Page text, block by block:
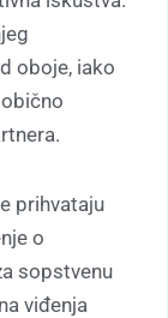
oboje, iako
prihvataju
o
sopstvenu
viđenja